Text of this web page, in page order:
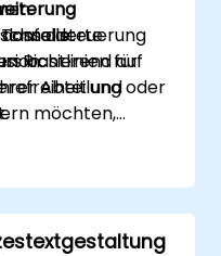
die
Richtlinien für
und
basierend auf
Abteilung oder
möchten,